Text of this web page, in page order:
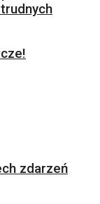
zdarzeń